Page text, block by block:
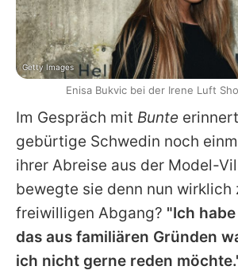
Im Gespräch mit Bunte
gebürtige Schwedin noch
ihrer Abreise aus der Model-
bewegte sie denn nun wirklich
freiwilligen Abgang? "Ich
das aus familiären Gründen
ich nicht gerne reden
Getty Images
Enisa Bukvic bei der Irene Luft